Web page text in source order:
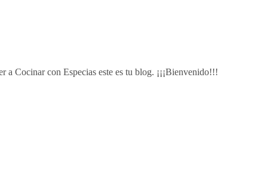
Cocinar con Especias este es tu blog. ¡¡¡Bienvenido!!!